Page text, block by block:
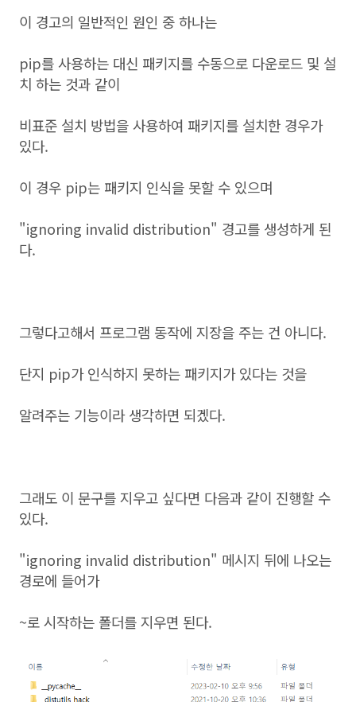
이 경고의 일반적인 원인 중 하나는
pip를 사용하는 대신 패키지를 수동으로 다운로드 및 설
치 하는 것과 같이
비표준 설치 방법을 사용하여 패키지를 설치한 경우가
있다.
이 경우 pip는 패키지 인식을 못할 수 있으며
"ignoring invalid distribution" 경고를 생성하게 된
다.
그렇다고해서 프로그램 동작에 지장을 주는 건 아니다.
단지 pip가 인식하지 못하는 패키지가 있다는 것을
알려주는 기능이라 생각하면 되겠다.
그래도 이 문구를 지우고 싶다면 다음과 같이 진행할 수
있다.
"ignoring invalid distribution" 메시지 뒤에 나오는
경로에 들어가
~로 시작하는 폴더를 지우면 된다.